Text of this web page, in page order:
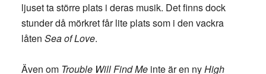
ljuset ta större plats i deras musik. Det finns dock
stunder då mörkret får lite plats som i den vackra
låten Sea of Love.
Även om Trouble Will Find Meinte är en nyHigh